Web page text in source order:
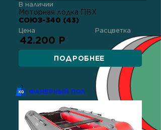
В наличии
Моторная лодка ПВХ
СОЮЗ-340 (43)
Расцветка
Цена
42.200 Р
ПОДРОБНЕЕ
ФАНЕРНЫЙ ПОЛ